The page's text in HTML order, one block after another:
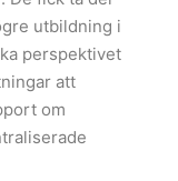
utbildning i
perspektivet
att
om